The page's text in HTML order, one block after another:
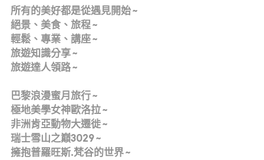
所有的美好都是從遇見開始 ~
絕景、美食、旅程 ~
輕鬆、專業、講座 ~
旅遊知識分享 ~
旅遊達人領路 ~
巴黎浪漫蜜月旅行 ~
極地美學女神歐洛拉 ~
非洲肯亞動物大遷徙 ~
瑞士雪山之巔3029 ~
擁抱普羅旺斯.梵谷的世界 ~